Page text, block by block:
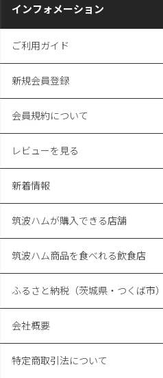
インフォメーション
ご利用ガイド
新規会員登録
会員規約について
レビューを見る
新着情報
筑波ハムが購入できる店舗
筑波ハム商品を食べれる飲食店
ふるさと納税（茨城県・つくば市）
会社概要
特定商取引法について